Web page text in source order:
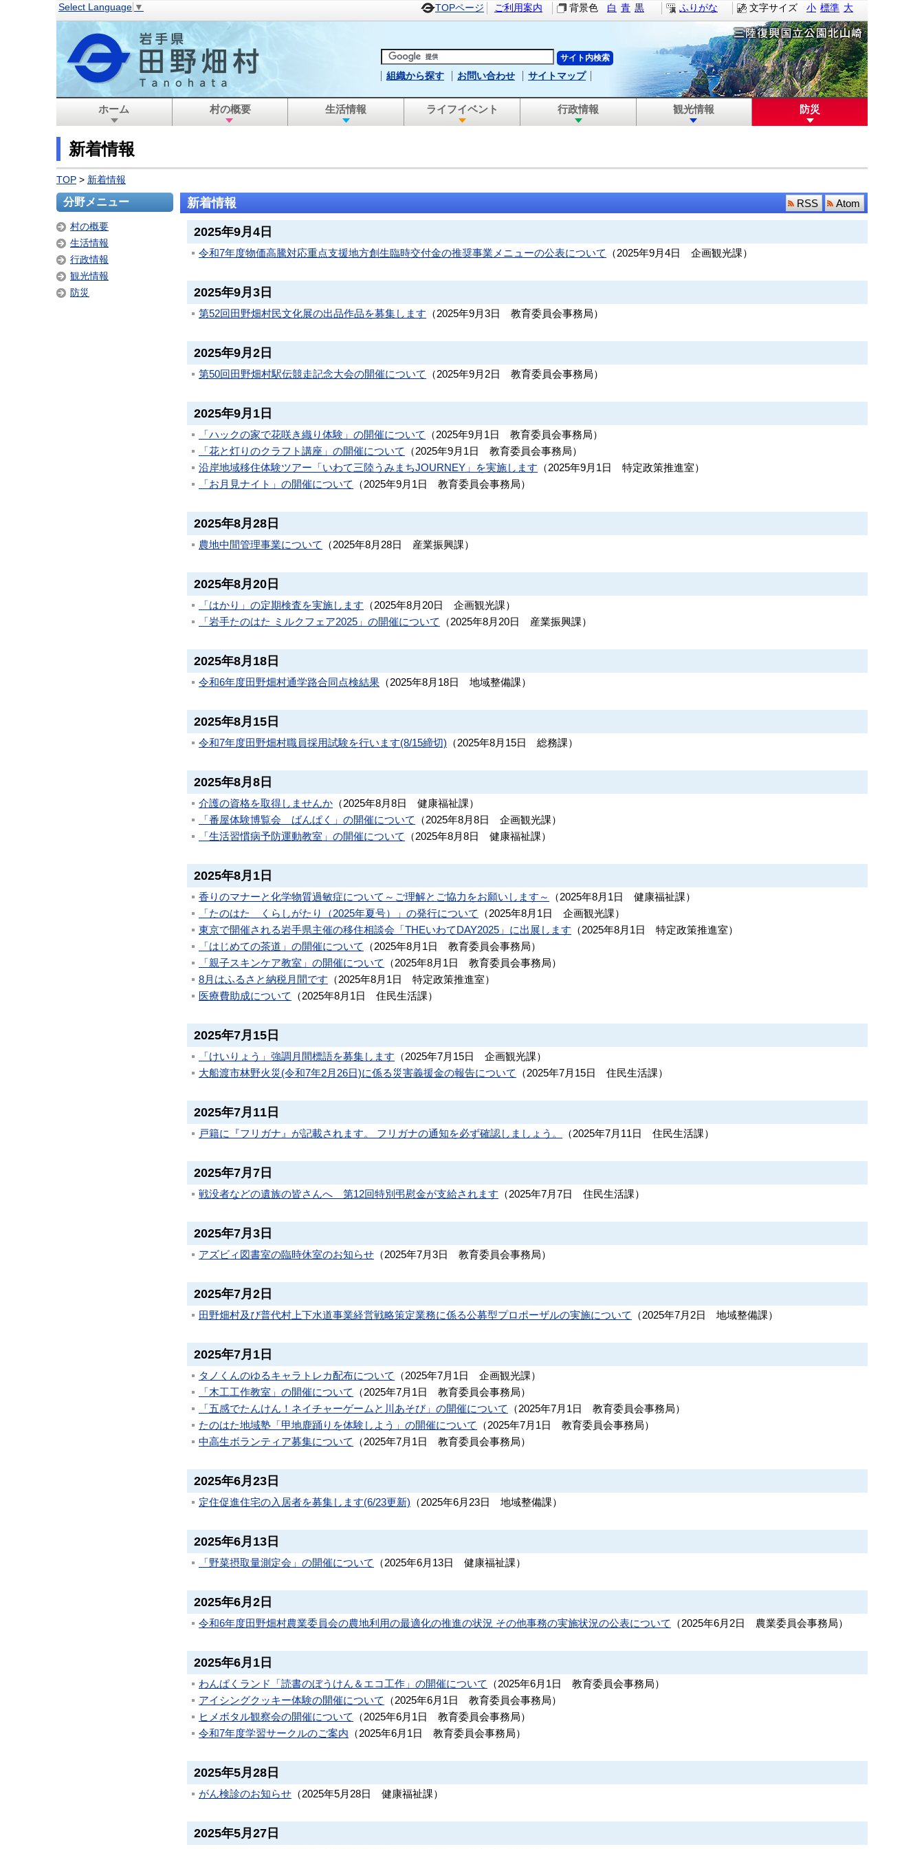
文字サイズ 小 標準 大
Select Language ▼ TOPページ ご利用案内 背景色 白 青 黒 ふりがな
組織から探す お問い合わせ サイトマップ
ホーム 村の概要 生活情報 ライフイベント 行政情報 観光情報 防災
新着情報
TOP > 新着情報
新着情報 RSS Atom
2025年9月4日
令和7年度物価高騰対応重点支援地方創生臨時交付金の推奨事業メニューの公表について （2025年9月4日 企画観光課）
2025年9月3日
第52回田野畑村民文化展の出品作品を募集します （2025年9月3日 教育委員会事務局）
2025年9月2日
第50回田野畑村駅伝競走記念大会の開催について （2025年9月2日 教育委員会事務局）
2025年9月1日
「ハックの家で花咲き織り体験」の開催について （2025年9月1日 教育委員会事務局）
「花と灯りのクラフト講座」の開催について
（2025年9月1日 教育委員会事務局）
沿岸地域移住体験ツアー「いわて三陸うみまちJOURNEY」を実施します （2025年9月1日 特定政策推進室）
「お月見ナイト」の開催について
（2025年9月1日 教育委員会事務局）
2025年8月28日
農地中間管理事業について （2025年8月28日 産業振興課）
2025年8月20日
「はかり」の定期検査を実施します （2025年8月20日 企画観光課）
「岩手たのはた ミルクフェア2025」の開催について
（2025年8月20日 産業振興課）
2025年8月18日
令和6年度田野畑村通学路合同点検結果 （2025年8月18日 地域整備課）
2025年8月15日
令和7年度田野畑村職員採用試験を行います(8/15締切) （2025年8月15日 総務課）
2025年8月8日
介護の資格を取得しませんか （2025年8月8日 健康福祉課）
「番屋体験博覧会 ばんぱく」の開催について
（2025年8月8日 企画観光課）
「生活習慣病予防運動教室」の開催について
（2025年8月8日 健康福祉課）
2025年8月1日
香りのマナーと化学物質過敏症について～ご理解とご協力をお願いします～ （2025年8月1日 健康福祉課）
「たのはた くらしがたり（2025年夏号）」の発行について
（2025年8月1日 企画観光課）
東京で開催される岩手県主催の移住相談会「THEいわてDAY2025」に出展します （2025年8月1日 特定政策推進室）
「はじめての茶道」の開催について
（2025年8月1日 教育委員会事務局）
「親子スキンケア教室」の開催について
（2025年8月1日 教育委員会事務局）
8月はふるさと納税月間です （2025年8月1日 特定政策推進室）
医療費助成について
（2025年8月1日 住民生活課）
2025年7月15日
「けいりょう」強調月間標語を募集します （2025年7月15日 企画観光課）
大船渡市林野火災(令和7年2月26日)に係る災害義援金の報告について
（2025年7月15日 住民生活課）
2025年7月11日
戸籍に『フリガナ』が記載されます。 フリガナの通知を必ず確認しましょう。 （2025年7月11日 住民生活課）
2025年7月7日
戦没者などの遺族の皆さんへ 第12回特別弔慰金が支給されます （2025年7月7日 住民生活課）
2025年7月3日
アズビィ図書室の臨時休室のお知らせ （2025年7月3日 教育委員会事務局）
2025年7月2日
田野畑村及び普代村上下水道事業経営戦略策定業務に係る公募型プロポーザルの実施について （2025年7月2日 地域整備課）
2025年7月1日
タノくんのゆるキャラトレカ配布について （2025年7月1日 企画観光課）
「木工工作教室」の開催について
（2025年7月1日 教育委員会事務局）
「五感でたんけん！ネイチャーゲームと川あそび」の開催について
（2025年7月1日 教育委員会事務局）
たのはた地域塾「甲地鹿踊りを体験しよう」の開催について
（2025年7月1日 教育委員会事務局）
中高生ボランティア募集について
（2025年7月1日 教育委員会事務局）
2025年6月23日
定住促進住宅の入居者を募集します(6/23更新) （2025年6月23日 地域整備課）
2025年6月13日
「野菜摂取量測定会」の開催について （2025年6月13日 健康福祉課）
2025年6月2日
令和6年度田野畑村農業委員会の農地利用の最適化の推進の状況 その他事務の実施状況の公表について （2025年6月2日 農業委員会事務局）
2025年6月1日
わんぱくランド「読書のぼうけん＆エコ工作」の開催について （2025年6月1日 教育委員会事務局）
アイシングクッキー体験の開催について
（2025年6月1日 教育委員会事務局）
ヒメボタル観察会の開催について
（2025年6月1日 教育委員会事務局）
令和7年度学習サークルのご案内 （2025年6月1日 教育委員会事務局）
2025年5月28日
がん検診のお知らせ （2025年5月28日 健康福祉課）
2025年5月27日
分野メニュー
村の概要
生活情報
行政情報
観光情報
防災